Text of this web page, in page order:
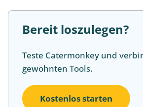
Bereit loszulegen?
Teste Catermonkey und
gewohnten Tools.
Kostenlos starten